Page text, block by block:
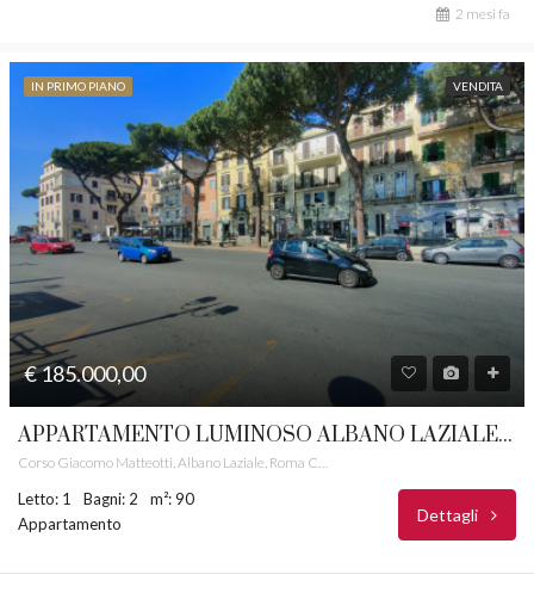
2 mesi fa
IN PRIMO PIANO VENDITA
€ 185.000,00
APPARTAMENTO LUMINOSO ALBANO LAZIALE CASTELLI ROMANI RIF. 30
Corso Giacomo Matteotti, Albano Laziale, Roma Capitale, Lazio, 00041, Italia
Letto: 1 Bagni: 2
m²: 90
Appartamento
Dettagli